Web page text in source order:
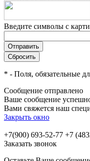
Введите символы с
* - Поля, обязательные
Сообщение отправлено
Ваше сообщение
Вами свяжется наш
Закрыть окно
+7(900) 693-52-77 +7
Заказать звонок